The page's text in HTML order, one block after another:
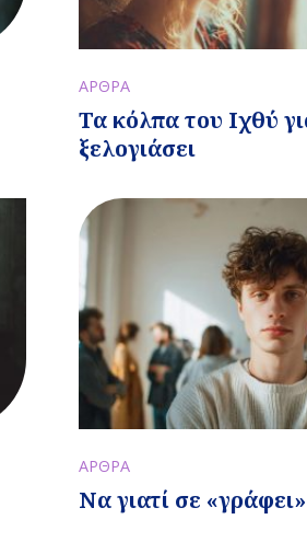
ΑΡΘΡΑ
Τα κόλπα του Ιχθύ
ξελογιάσει
ΑΡΘΡΑ
Να γιατί σε